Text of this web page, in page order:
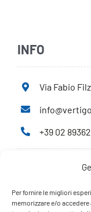
Per fornire le migliori
memorizzare e/o
INFO
Via Fabio
+39 02
Privacy
Cookie